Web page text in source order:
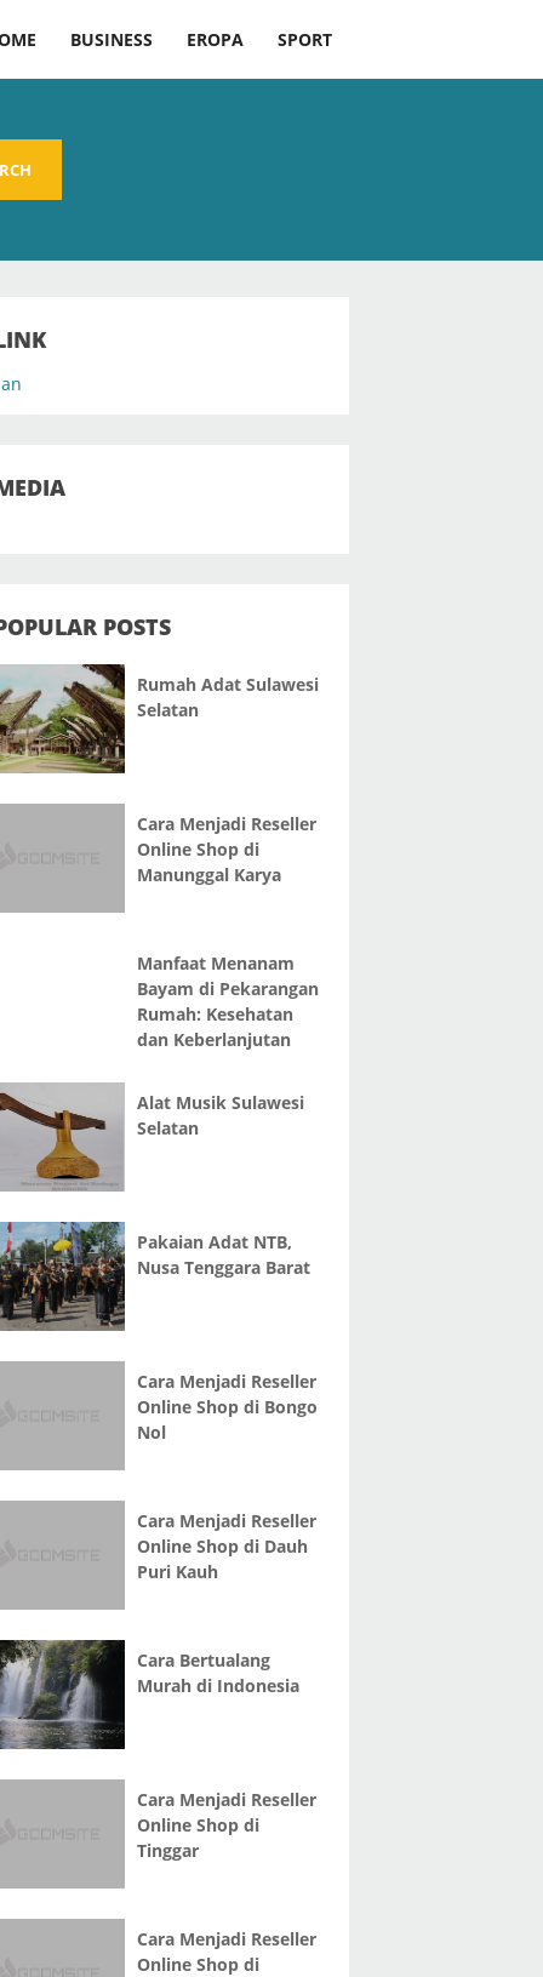
BUSINESS EROPA SPORT
POSTS
Rumah Adat Sulawesi
Selatan
Cara Menjadi Reseller
Online Shop di
Manunggal Karya
Manfaat Menanam
Bayam di Pekarangan
Rumah: Kesehatan
dan Keberlanjutan
Alat Musik Sulawesi
Selatan
Pakaian Adat NTB,
Nusa Tenggara Barat
Cara Menjadi Reseller
Online Shop di Bongo
Nol
Cara Menjadi Reseller
Online Shop di Dauh
Puri Kauh
Cara Bertualang
Murah di Indonesia
Cara Menjadi Reseller
Online Shop di
Tinggar
Cara Menjadi Reseller
Online Shop di